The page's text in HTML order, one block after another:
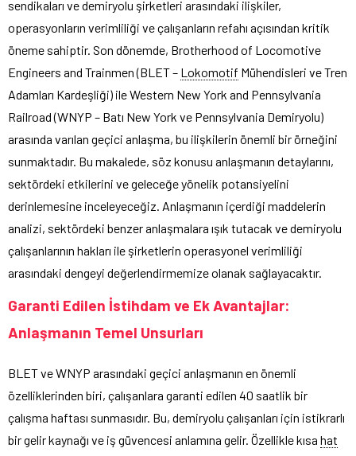
sendikaları ve demiryolu şirketleri arasındaki ilişkiler,
operasyonların verimliliği ve çalışanların refahı açısından kritik
öneme sahiptir. Son dönemde, Brotherhood of Locomotive
Engineers and Trainmen (BLET – Lokomotif Mühendisleri ve Tren
Adamları Kardeşliği) ile Western New York and Pennsylvania
Railroad (WNYP – Batı New York ve Pennsylvania Demiryolu)
arasında varılan geçici anlaşma, bu ilişkilerin önemli bir örneğini
sunmaktadır. Bu makalede, söz konusu anlaşmanın detaylarını,
sektördeki etkilerini ve geleceğe yönelik potansiyelini
derinlemesine inceleyeceğiz. Anlaşmanın içerdiği maddelerin
analizi, sektördeki benzer anlaşmalara ışık tutacak ve demiryolu
çalışanlarının hakları ile şirketlerin operasyonel verimliliği
arasındaki dengeyi değerlendirmemize olanak sağlayacaktır.
Garanti Edilen İstihdam ve Ek Avantajlar:
Anlaşmanın Temel Unsurları
BLET ve WNYP arasındaki geçici anlaşmanın en önemli
özelliklerinden biri, çalışanlara garanti edilen 40 saatlik bir
çalışma haftası sunmasıdır. Bu, demiryolu çalışanları için istikrarlı
bir gelir kaynağı ve iş güvencesi anlamına gelir. Özellikle kısa hat